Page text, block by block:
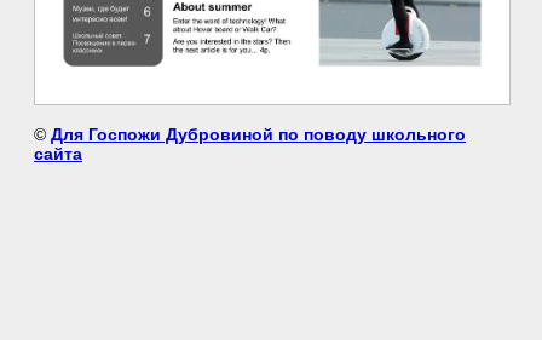
© Для Госпожи Дубровиной по поводу школьного
сайта